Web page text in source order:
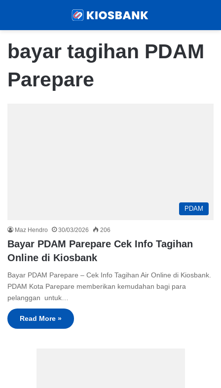
bayar tagihan PDAM
Parepare
PDAM
Maz Hendro 30/03/2026 206
Bayar PDAM Parepare Cek Info Tagihan
Online di Kiosbank
Bayar PDAM Parepare – Cek Info Tagihan Air Online di Kiosbank.
PDAM Kota Parepare memberikan kemudahan bagi para
pelanggan untuk…
Read More »